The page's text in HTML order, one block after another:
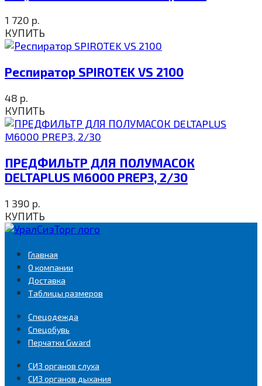
1 720 р.
КУПИТЬ
Респиратор SPIROTEK VS 2100
48 р.
КУПИТЬ
ПРЕДФИЛЬТР ДЛЯ ПОЛУМАСОК
DELTAPLUS M6000 PREP3, 2/30
1 390 р.
КУПИТЬ
Главная
О компании
Доставка
Таблицы размеров
Спецодежда
Спецобувь
Перчатки Gward
СИЗ органов слуха
СИЗ органов дыхания